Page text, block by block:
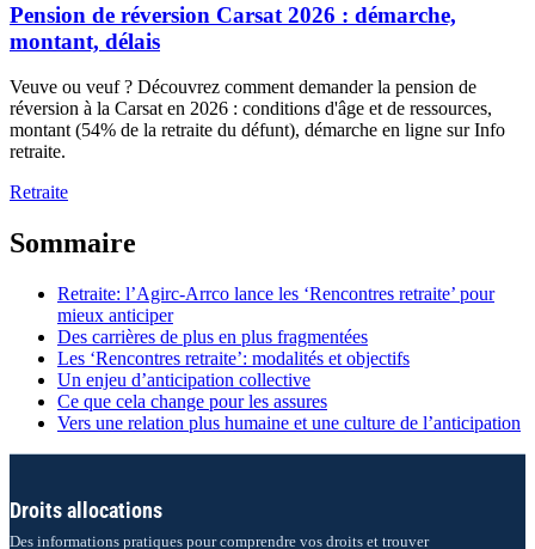
Pension de réversion Carsat 2026 : démarche,
montant, délais
Veuve ou veuf ? Découvrez comment demander la pension de
réversion à la Carsat en 2026 : conditions d'âge et de ressources,
montant (54% de la retraite du défunt), démarche en ligne sur Info
retraite.
Retraite
Sommaire
Retraite: l’Agirc-Arrco lance les ‘Rencontres retraite’ pour
mieux anticiper
Des carrières de plus en plus fragmentées
Les ‘Rencontres retraite’: modalités et objectifs
Un enjeu d’anticipation collective
Ce que cela change pour les assures
Vers une relation plus humaine et une culture de l’anticipation
Droits allocations
Des informations pratiques pour comprendre vos droits et trouver